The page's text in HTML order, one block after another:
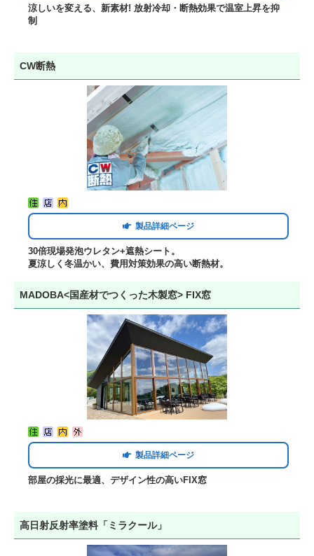
涼しいを変える、新素材! 放射冷却・断熱効果で温室上昇を抑
制
CW断熱
製品詳細ページ
30倍現場発泡ウレタン+遮熱シート。
夏涼しく冬温かい、費用対策効果の高い断熱材。
MADOBA<国産材でつくった木製窓> FIX窓
製品詳細ページ
部屋の採光に最適、デザイン性の高いFIX窓
高日射反射率塗料「ミラクール」